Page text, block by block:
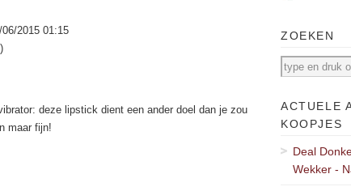
2015 01:15
deze lipstick dient een ander doel dan je zou
maar fijn!
ZOEKEN
ACTUELE
KOOPJES
Deal
Wekker -